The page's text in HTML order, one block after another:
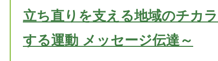
立ち直りを支える地域のチカ
する運動 メッセージ伝達～